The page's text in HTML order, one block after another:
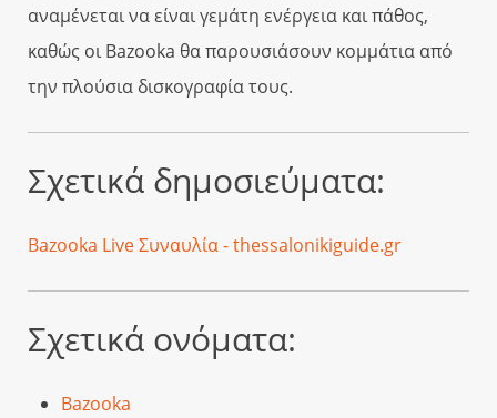
αναμένεται να είναι γεμάτη ενέργεια και πάθος,
καθώς οι Bazooka θα παρουσιάσουν κομμάτια από
την πλούσια δισκογραφία τους.
Σχετικά δημοσιεύματα:
Bazooka Live Συναυλία - thessalonikiguide.gr
Σχετικά ονόματα:
Bazooka